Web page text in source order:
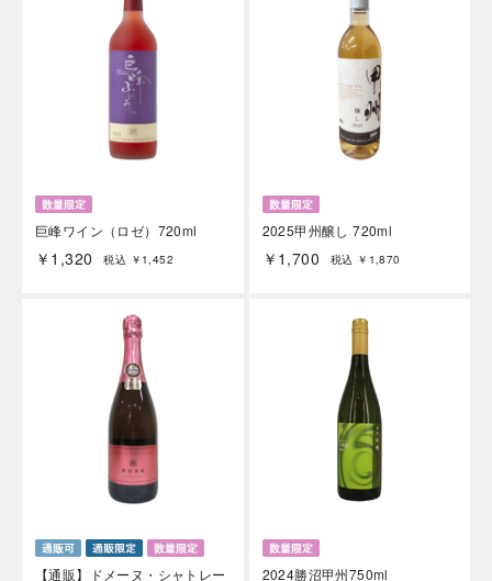
巨峰ワイン（ロゼ）720ml
￥1,320 税込 ￥1,452
2025甲州醸し 720ml
￥1,700 税込 ￥1,870
【通販】ドメーヌ・シャトレー 2024勝沼甲州750ml
雄大な八ヶ岳山麓の自
る、こだわりのスイー